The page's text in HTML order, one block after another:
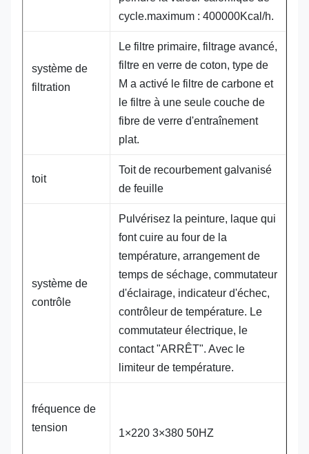
cycle.maximum : 400000Kcal/h.
système de
filtration
Le filtre primaire, filtrage avancé,
filtre en verre de coton, type de
M a activé le filtre de carbone et
le filtre à une seule couche de
fibre de verre d'entraînement
plat.
toit
Toit de recourbement galvanisé
de feuille
système de
contrôle
Pulvérisez la peinture, laque qui
font cuire au four de la
température, arrangement de
temps de séchage, commutateur
d'éclairage, indicateur d'échec,
contrôleur de température. Le
commutateur électrique, le
contact "ARRÊT". Avec le
limiteur de température.
fréquence de
tension
1×220 3×380 50HZ